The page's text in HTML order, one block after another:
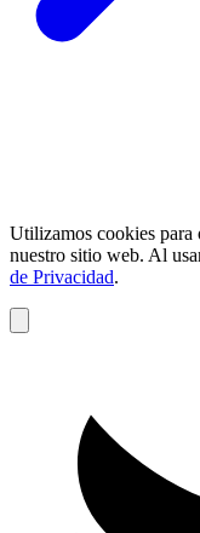
Utilizamos cookies para
nuestro sitio web. Al
de Privacidad.